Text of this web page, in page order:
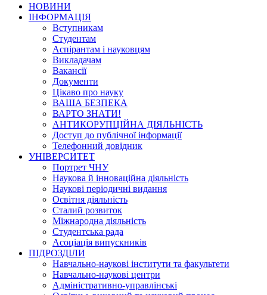
НОВИНИ
ІНФОРМАЦІЯ
Вступникам
Студентам
Аспірантам і науковцям
Викладачам
Вакансії
Документи
Цікаво про науку
ВАША БЕЗПЕКА
ВАРТО ЗНАТИ!
АНТИКОРУПЦІЙНА ДІЯЛЬНІСТЬ
Доступ до публічної інформації
Телефонний довідник
УНІВЕРСИТЕТ
Портрет ЧНУ
Наукова й інноваційна діяльність
Наукові періодичні видання
Освітня діяльність
Сталий розвиток
Міжнародна діяльність
Студентська рада
Асоціація випускників
ПІДРОЗДІЛИ
Навчально-наукові інститути та факультети
Навчально-наукові центри
Адміністративно-управлінські